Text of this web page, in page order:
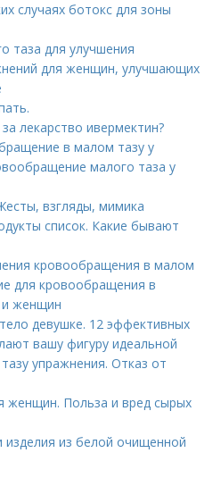
случаях ботокс для зоны
таза для улучшения
для женщин, улучшающих
лекарство ивермектин?
в малом тазу у
малого таза у
взгляды, мимика
список. Какие бывают
кровообращения в малом
для кровообращения в
и женщин
девушке. 12 эффективных
вашу фигуру идеальной
упражнения. Отказ от
женщин. Польза и вред сырых
изделия из белой очищенной